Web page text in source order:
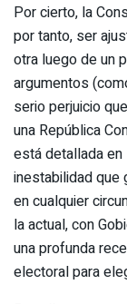
Por cierto, la
por tanto, ser
otra luego de un
argumentos
serio perjuicio
una República
está detallada en
inestabilidad
en cualquier
la actual, con
una profunda
electoral para